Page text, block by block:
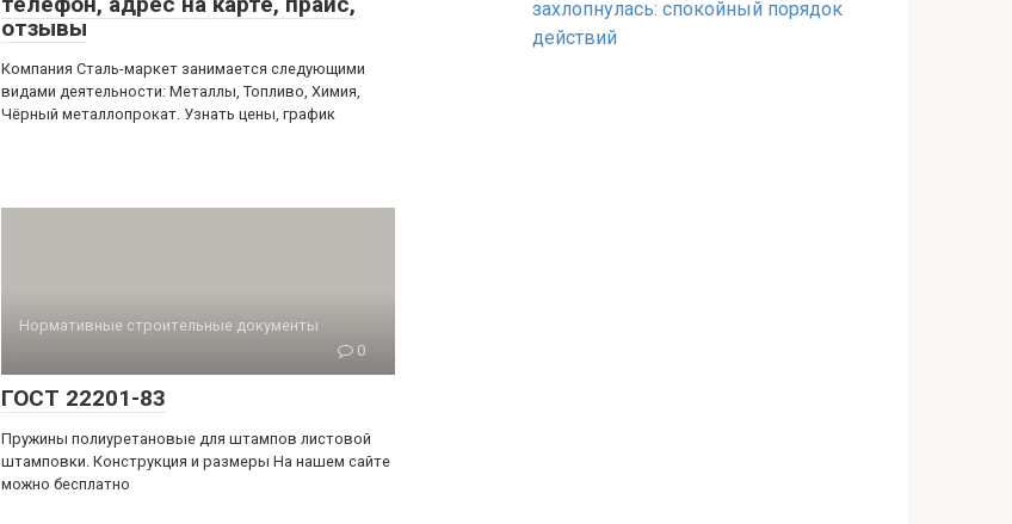
отзывы
Компания Сталь-маркет занимается следующими
видами деятельности: Металлы, Топливо, Химия,
Чёрный металлопрокат. Узнать цены, график
Нормативные строительные документы
0
ГОСТ 22201-83
Пружины полиуретановые для штампов листовой
штамповки. Конструкция и размеры На нашем сайте
можно бесплатно
захлопнулась: спокойный порядок
действий